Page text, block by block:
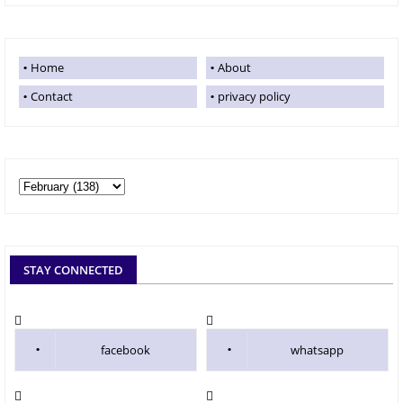
Home
About
Contact
privacy policy
STAY CONNECTED
facebook whatsapp